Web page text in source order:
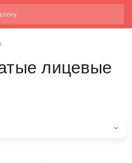
лицевые